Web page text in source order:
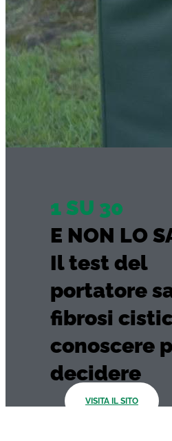
1 SU 30
E NON LO
Il test del
portatore
fibrosi
conoscere
decidere
VISITA IL SITO